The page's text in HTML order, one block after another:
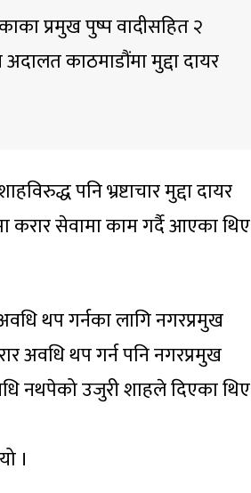
प्रमुख पुष्प वादीसहित २
काठमाडौंमा मुद्दा दायर
पनि भ्रष्टाचार मुद्दा दायर
करार सेवामा काम गर्दै आएका थिए
थप गर्नका लागि नगरप्रमुख
अवधि थप गर्न पनि नगरप्रमुख
नथपेको उजुरी शाहले दिएका थिए
।